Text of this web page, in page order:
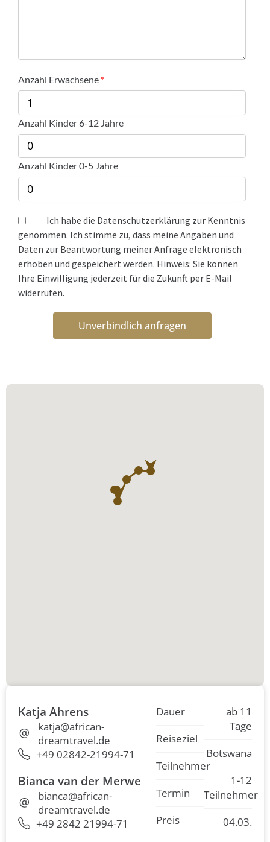
Anzahl Erwachsene
Anzahl Kinder 6-12 Jahre
Anzahl Kinder 0-5 Jahre
Ich habe die Datenschutzerklärung zur Kenntnis
genommen. Ich stimme zu, dass meine Angaben und
Daten zur Beantwortung meiner Anfrage elektronisch
erhoben und gespeichert werden. Hinweis: Sie können
Ihre Einwilligung jederzeit für die Zukunft per E-Mail
widerrufen.
Unverbindlich anfragen
Katja Ahrens
katja@african-
dreamtravel.de
+49 02842-21994-71
Bianca van der Merwe
bianca@african-
dreamtravel.de
+49 2842 21994-71
Dauer
Reiseziel
Teilnehmer
Termin
Preis
ab 11
Tage
Botswana
1-12
Teilnehmer
04.03.